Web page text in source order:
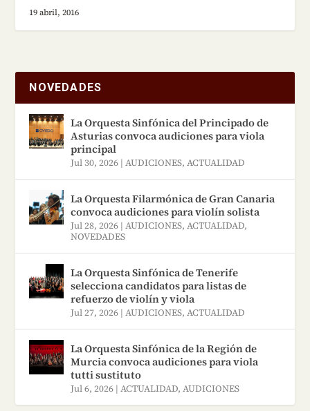
19 abril, 2016
NOVEDADES
La Orquesta Sinfónica del Principado de
Asturias convoca audiciones para viola
principal
Jul 30, 2026 |AUDICIONES,ACTUALIDAD
La Orquesta Filarmónica de Gran Canaria
convoca audiciones para violín solista
Jul 28, 2026 |AUDICIONES,ACTUALIDAD,
NOVEDADES
La Orquesta Sinfónica de Tenerife
selecciona candidatos para listas de
refuerzo de violín y viola
Jul 27, 2026 |AUDICIONES,ACTUALIDAD
La Orquesta Sinfónica de la Región de
Murcia convoca audiciones para viola
tutti sustituto
Jul 6, 2026 |ACTUALIDAD,AUDICIONES